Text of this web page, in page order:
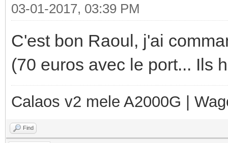
03-01-2017, 03:39 PM
C'est bon Raoul, j'ai
(70 euros avec le port... Ils
Calaos v2 mele A2000G |
Find